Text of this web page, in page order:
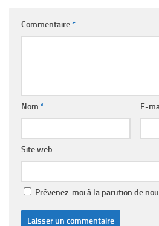
Commentaire*
Nom * E-
Site web
Prévenez-moi à la parution de